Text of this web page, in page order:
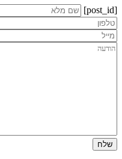
[post_id]